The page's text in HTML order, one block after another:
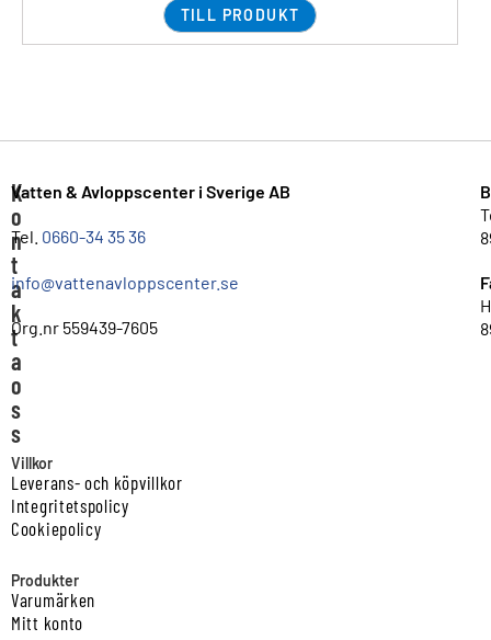
TILL PRODUKT
K
o
n
t
a
k
t
a
o
s
s
Vatten & Avloppscenter i Sverige AB
Tel. 0660-34 35 36
info@vattenavloppscenter.se
Org.nr 559439-7605
Villkor
Leverans- och köpvillkor
Integritetspolicy
Cookiepolicy
Produkter
Varumärken
Mitt konto